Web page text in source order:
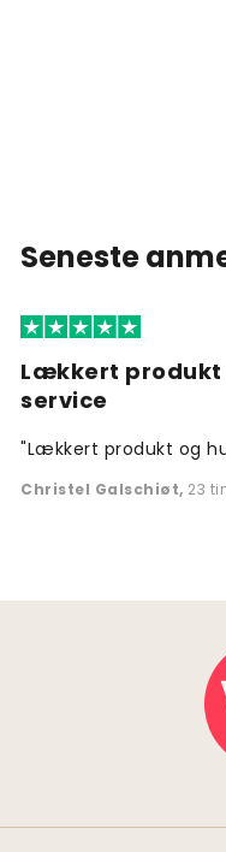
Seneste
Lækkert produkt
service
"Lækkert produkt og
Christel Galschiøt, 23